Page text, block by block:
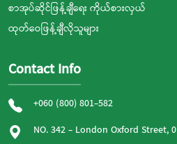
စာအုပ်ဆိုင်ဖြန့်ချီရေး ကိုယ်စားလှယ်
ထုတ်ဝေဖြန့်ချီလိုသူများ
Contact Info
+060 (800) 801-582
NO. 342 - London Oxford Street,